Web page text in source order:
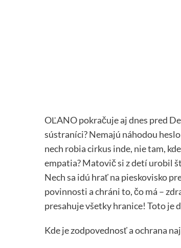
OĽANO pokračuje aj dnes pred
sústraníci? Nemajú náhodou
nech robia cirkus inde, nie tam,
empatia? Matovič si z detí urobil
Nech sa idú hrať na pieskovisko
povinnosti a chráni to, čo má –
presahuje všetky hranice! Toto je
Kde je zodpovednosť a ochrana